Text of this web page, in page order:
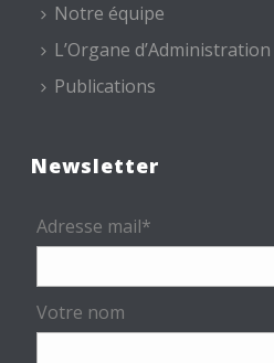
Notre équipe
L’Organe d’Administration
Publications
Newsletter
Adresse mail*
Votre nom